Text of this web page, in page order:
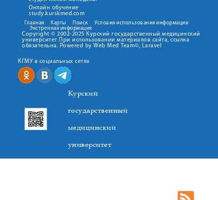
Онлайн обучение
study.kurskmed.com
Главная Карты Поиск
Условия использования информации
Экстренная информация
Copyright © 2002-2025 Курский государственный медицинский
университет При использовании материалов сайта, ссылка
обязательна. Powered by Web Med Team©, Laravel
КГМУ в социальных сетях
Курский
государственный
медицинский
университет